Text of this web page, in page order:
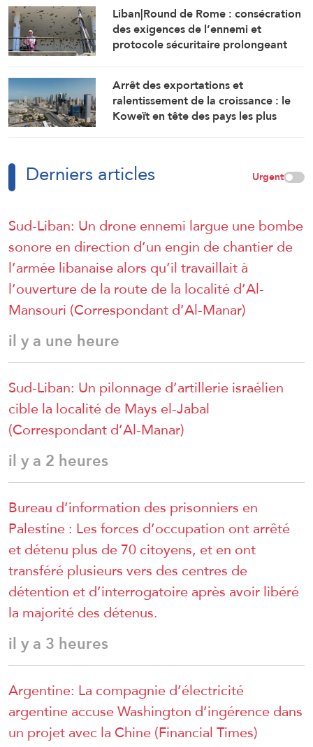
Liban|Round de Rome : consécration
des exigences de l’ennemi et
protocole sécuritaire prolongeant
Arrêt des exportations et
ralentissement de la croissance : le
Koweït en tête des pays les plus
Derniers articles Urgent
Sud-Liban: Un drone ennemi largue une bombe
sonore en direction d’un engin de chantier de
l’armée libanaise alors qu’il travaillait à
l’ouverture de la route de la localité d’Al-
Mansouri (Correspondant d’Al-Manar)
il y a une heure
Sud-Liban: Un pilonnage d’artillerie israélien
cible la localité de Mays el-Jabal
(Correspondant d’Al-Manar)
il y a 2 heures
Bureau d’information des prisonniers en
Palestine : Les forces d’occupation ont arrêté
et détenu plus de 70 citoyens, et en ont
transféré plusieurs vers des centres de
détention et d’interrogatoire après avoir libéré
la majorité des détenus.
il y a 3 heures
Argentine: La compagnie d’électricité
argentine accuse Washington d’ingérence dans
un projet avec la Chine (Financial Times)